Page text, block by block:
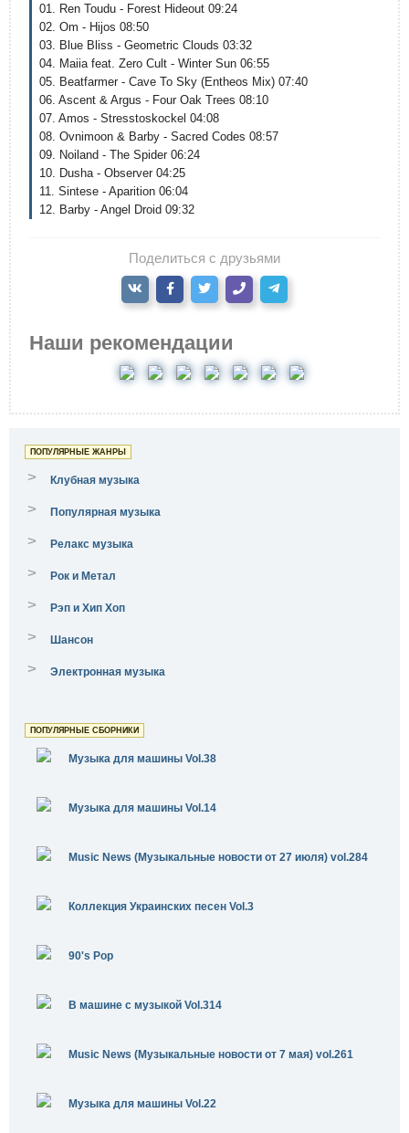
01. Ren Toudu - Forest Hideout 09:24
02. Om - Hijos 08:50
03. Blue Bliss - Geometric Clouds 03:32
04. Maiia feat. Zero Cult - Winter Sun 06:55
05. Beatfarmer - Cave To Sky (Entheos Mix) 07:40
06. Ascent & Argus - Four Oak Trees 08:10
07. Amos - Stresstoskockel 04:08
08. Ovnimoon & Barby - Sacred Codes 08:57
09. Noiland - The Spider 06:24
10. Dusha - Observer 04:25
11. Sintese - Aparition 06:04
12. Barby - Angel Droid 09:32
Поделиться с друзьями
Наши рекомендации
ПОПУЛЯРНЫЕ ЖАНРЫ
> Клубная музыка
> Популярная музыка
> Релакс музыка
> Рок и Метал
> Рэп и Хип Хоп
> Шансон
> Электронная музыка
ПОПУЛЯРНЫЕ СБОРНИКИ
Музыка для машины Vol.38
Музыка для машины Vol.14
Music News (Музыкальные новости от 27 июля) vol.284
Коллекция Украинских песен Vol.3
90's Pop
В машине с музыкой Vol.314
Music News (Музыкальные новости от 7 мая) vol.261
Музыка для машины Vol.22